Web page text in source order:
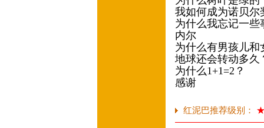
我如何成为诺贝
为什么我忘记一
内尔
为什么有男孩儿
地球还会转动
为什么1+1=2
感谢 /(德)贝
红泥巴推荐级别：